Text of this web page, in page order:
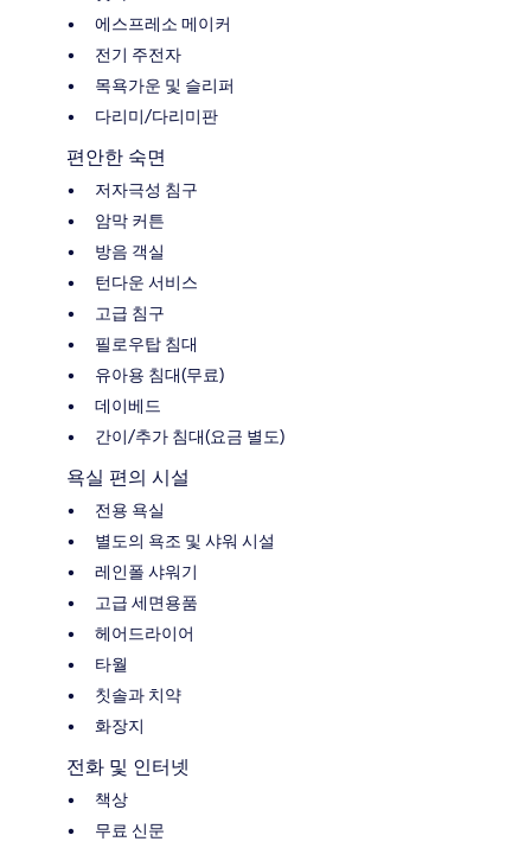
에스프레소 메이커
전기 주전자
목욕가운 및 슬리퍼
다리미/다리미판
편안한 숙면
저자극성 침구
암막 커튼
방음 객실
턴다운 서비스
고급 침구
필로우탑 침대
유아용 침대(무료)
데이베드
간이/추가 침대(요금 별도)
욕실 편의 시설
전용 욕실
별도의 욕조 및 샤워 시설
레인폴 샤워기
고급 세면용품
헤어드라이어
타월
칫솔과 치약
화장지
전화 및 인터넷
책상
무료 신문